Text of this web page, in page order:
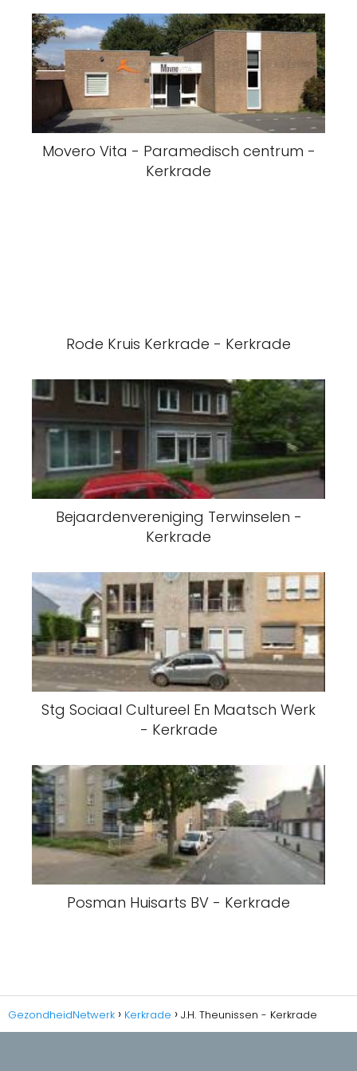
Movero Vita - Paramedisch centrum -
Kerkrade
Rode Kruis Kerkrade - Kerkrade
Bejaardenvereniging Terwinselen -
Kerkrade
Stg Sociaal Cultureel En Maatsch Werk
- Kerkrade
Posman Huisarts BV - Kerkrade
GezondheidNetwerk Kerkrade J.H. Theunissen - Kerkrade